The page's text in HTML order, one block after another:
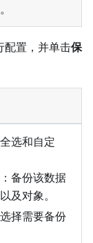
配置，并单击保
选和自定
：备份该数据
及对象。
选择需要备份